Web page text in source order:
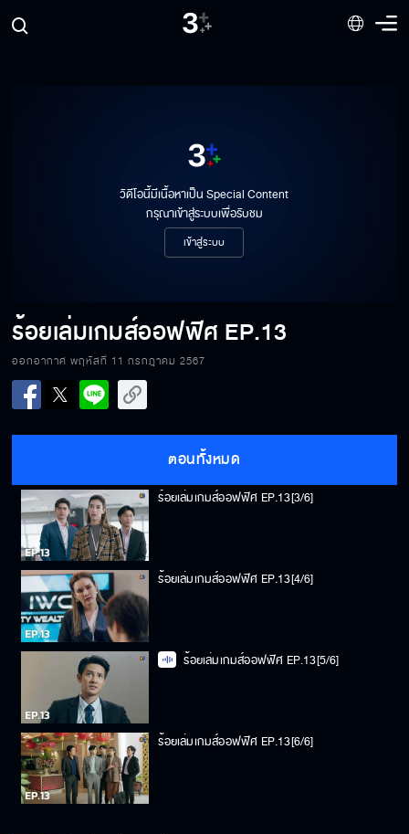
วิดีโอนี้มีเนื้อหาเป็น Special Content
กรุณาเข้าสู่ระบบเพื่อรับชม
เข้าสู่ระบบ
ร้อยเล่มเกมส์ออฟฟิศ EP.13
ออกอากาศ พฤหัสที่ 11 กรกฎาคม 2567
ตอนทั้งหมด
ร้อยเล่มเกมส์ออฟฟิศ EP.13[1/6]
ร้อยเล่มเกมส์ออฟฟิศ EP.13[3/6]
ร้อยเล่มเกมส์ออฟฟิศ EP.13[4/6]
ร้อยเล่มเกมส์ออฟฟิศ EP.13[5/6]
ร้อยเล่มเกมส์ออฟฟิศ EP.13[6/6]